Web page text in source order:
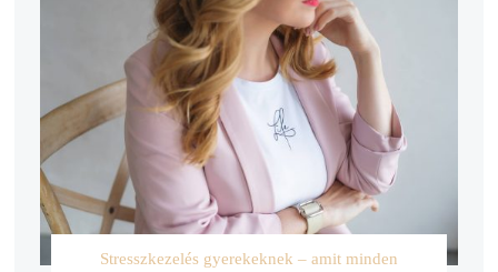
Stresszkezelés gyerekeknek – amit minden